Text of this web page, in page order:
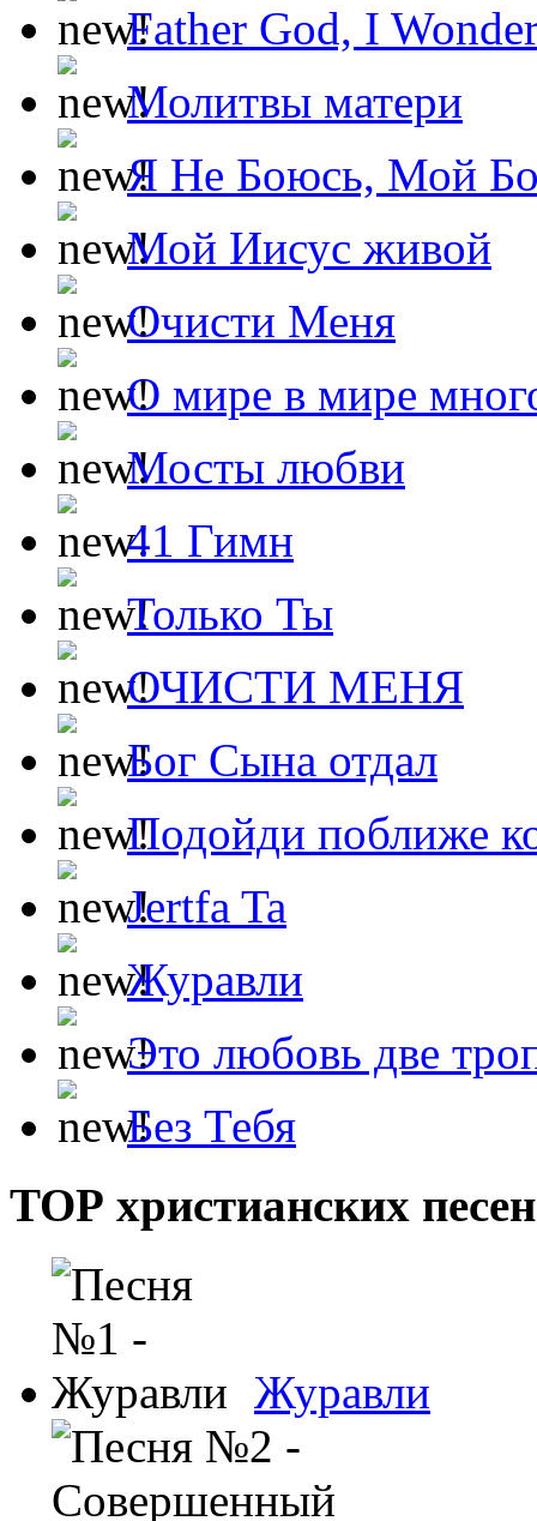
Father God, I
Молитвы матери
Я Не Боюсь, Мой
Мой Иисус живой
Очисти Меня
О мире в мире
Мосты любви
41 Гимн
Только Ты
ОЧИСТИ МЕНЯ
Бог Сына отдал
Подойди поближе
Jertfa Ta
Журавли
Это любовь две
Без Тебя
ТОР христианских песен
Журавли